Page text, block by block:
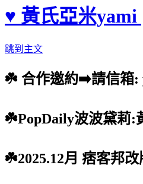
♥ 黃氏亞米yami
跳到主文
☘️ 合作邀約➡️請信箱:
☘️PopDaily波波黛莉:
☘️2025.12月 痞客邦